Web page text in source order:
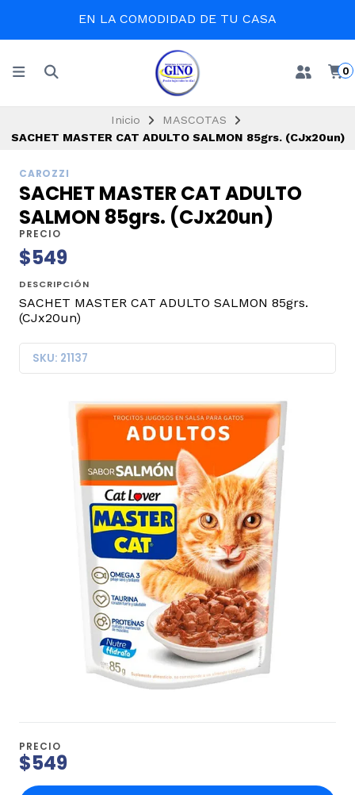
EN LA COMODIDAD DE TU CASA
0
Inicio
MASCOTAS
SACHET MASTER CAT ADULTO SALMON 85grs. (CJx20un)
CAROZZI
SACHET MASTER CAT ADULTO
SALMON 85grs. (CJx20un)
PRECIO
$549
DESCRIPCIÓN
SACHET MASTER CAT ADULTO SALMON 85grs.
(CJx20un)
SKU: 21137
PRECIO
$549